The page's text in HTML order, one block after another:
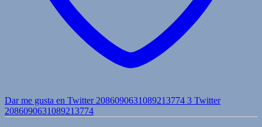
Dar me gusta en Twitter 2086090631089213774 3 Twitter
2086090631089213774